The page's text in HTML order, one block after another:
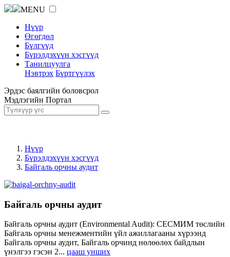
MENU
Нүүр
Өгөгдөл
Бүлгүүд
Бүрэлдэхүүн хэсгүүд
Танилцуулга
Нэвтрэх Бүртгүүлэх
Эрдэс баялгийн боловсрол
Мэдлэгийн Портал
Нүүр
Бүрэлдэхүүн хэсгүүд
Байгаль орчны аудит
Байгаль орчны аудит
Байгаль орчны аудит (Environmental Audit): СЕСМИМ төслийн
Байгаль орчны менежментийн үйл ажиллагааны хүрээнд
Байгаль орчны аудит, Байгаль орчинд нөлөөлөх байдлын
үнэлгээ гэсэн 2... цааш унших